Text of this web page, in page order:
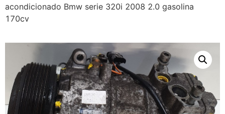
acondicionado Bmw serie 320i 2008 2.0 gasolina
170cv